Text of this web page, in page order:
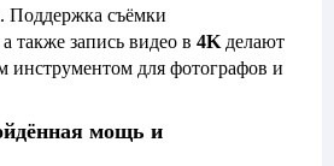
Поддержка съёмки
а также запись видео в 4K делают
для фотографов и
мощь и